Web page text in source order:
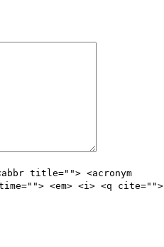
title=""> <acronym
<em> <i> <q cite="">